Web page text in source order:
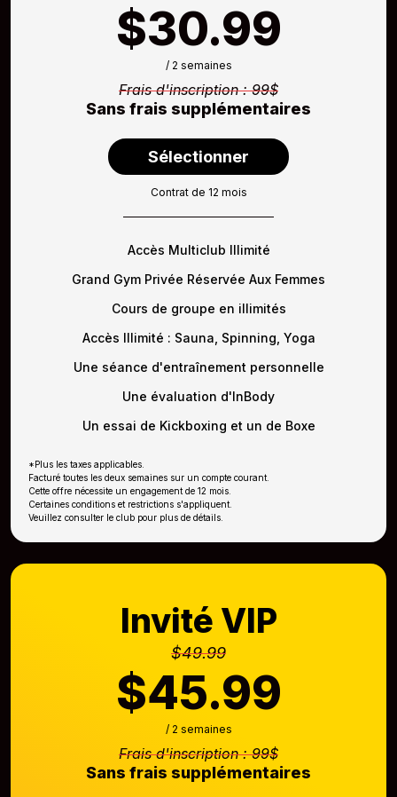
$30.99
/ 2 semaines
Frais d'inscription : 99$
Sans frais supplémentaires
Sélectionner
Contrat de 12 mois
Accès Multiclub Illimité
Grand Gym Privée Réservée Aux Femmes
Cours de groupe en illimités
Accès Illimité : Sauna, Spinning, Yoga
Une séance d'entraînement personnelle
Une évaluation d'InBody
Un essai de Kickboxing et un de Boxe
*Plus les taxes applicables.
Facturé toutes les deux semaines sur un compte courant.
Cette offre nécessite un engagement de 12 mois.
Certaines conditions et restrictions s'appliquent.
Veuillez consulter le club pour plus de détails.
Invité VIP
$49.99
$45.99
/ 2 semaines
Frais d'inscription : 99$
Sans frais supplémentaires